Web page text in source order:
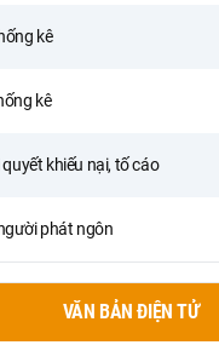
kê
kê
khiếu nại, tố cáo
phát ngôn
VĂN BẢN ĐIỆN TỬ